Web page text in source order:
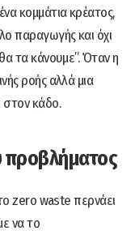
κομμάτια κρέατος,
παραγωγής και όχι
τα κάνουμε”. Όταν η
ροής αλλά μια
στον κάδο.
προβλήματος
zero waste περνάει
να το